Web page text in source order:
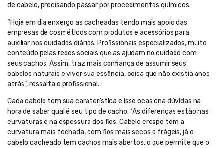
de cabelo, precisando passar por procedimentos químicos.
“Hoje em dia enxergo as cacheadas tendo mais apoio das
empresas de cosméticos com produtos e acessórios para
auxiliar nos cuidados diários. Profissionais especializados, muito
conteúdo pelas redes sociais que as ajudam no cuidado com
seus cachos. Assim, traz mais confiança de assumir seus
cabelos naturais e viver sua essência, coisa que não existia anos
atrás”, ressalta o profissional.
Cada cabelo tem sua caraterística e isso ocasiona dúvidas na
hora de saber qual é seu tipo de cacho. “As diferenças estão nas
curvaturas e na espessura dos fios. Cabelo crespo tem a
curvatura mais fechada, com fios mais secos e frágeis, já o
cabelo cacheado tem cachos mais abertos, o que permite que o